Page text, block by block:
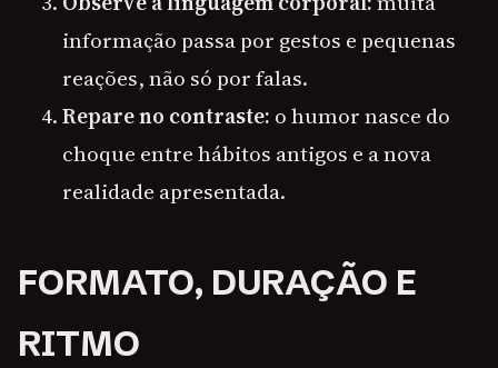
informação passa por gestos e pequenas
reações, não só por falas.
Repare no contraste: o humor nasce do
choque entre hábitos antigos e a nova
realidade apresentada.
FORMATO, DURAÇÃO E
RITMO